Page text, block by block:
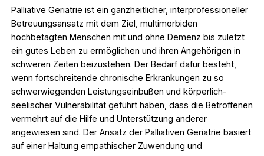
Palliative Geriatrie ist ein ganzheitlicher, interprofessioneller
Betreuungsansatz mit dem Ziel, multimorbiden
hochbetagten Menschen mit und ohne Demenz bis zuletzt
ein gutes Leben zu ermöglichen und ihren Angehörigen in
schweren Zeiten beizustehen. Der Bedarf dafür besteht,
wenn fortschreitende chronische Erkrankungen zu so
schwerwiegenden Leistungseinbußen und körperlich-
seelischer Vulnerabilität geführt haben, dass die Betroffenen
vermehrt auf die Hilfe und Unterstützung anderer
angewiesen sind. Der Ansatz der Palliativen Geriatrie basiert
auf einer Haltung empathischer Zuwendung und